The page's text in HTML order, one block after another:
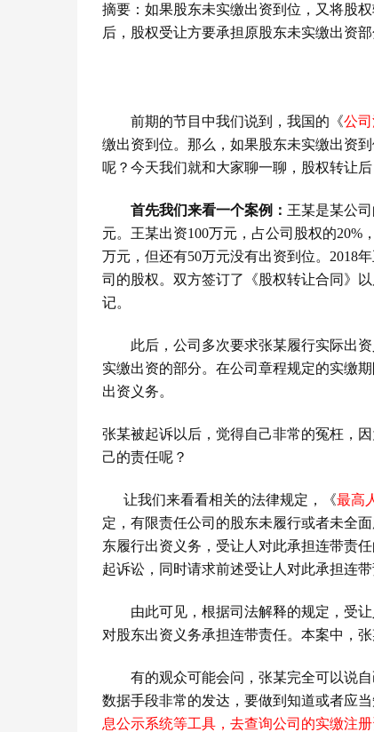
摘要：如果股东未实缴出资到位，又将股
后，股权受让方要承担原股东未实缴出资
前期的节目中我们说到，我国的《公
缴出资到位。那么，如果股东未实缴出资
呢？今天我们就和大家聊一聊，股权转让
首先我们来看一个案例： 王某是某公司
元。王某出资100万元，占公司股权的20%
万元，但还有50万元没有出资到位。 2018
司的股权。双方签订了《股权转让合同》
记。
此后，公司多次要求张某履行实际出
实缴出资的部分。在公司章程规定的实缴
出资义务。
张某被起诉以后，觉得自己非常的冤枉，
己的责任呢？
让我们来看看相关的法律规定，《最高
定，有限责任公司的股东未履行或者未全
东履行出资义务，受让人对此承担连带责
起诉讼，同时请求前述受让人对此承担连
由此可见，根据司法解释的规定，受
对股东出资义务承担连带责任。本案中，
有的观众可能会问，张某完全可以说
数据手段非常的发达，要做到知道或者应当
息公示系统等工具，去查询公司的实缴注